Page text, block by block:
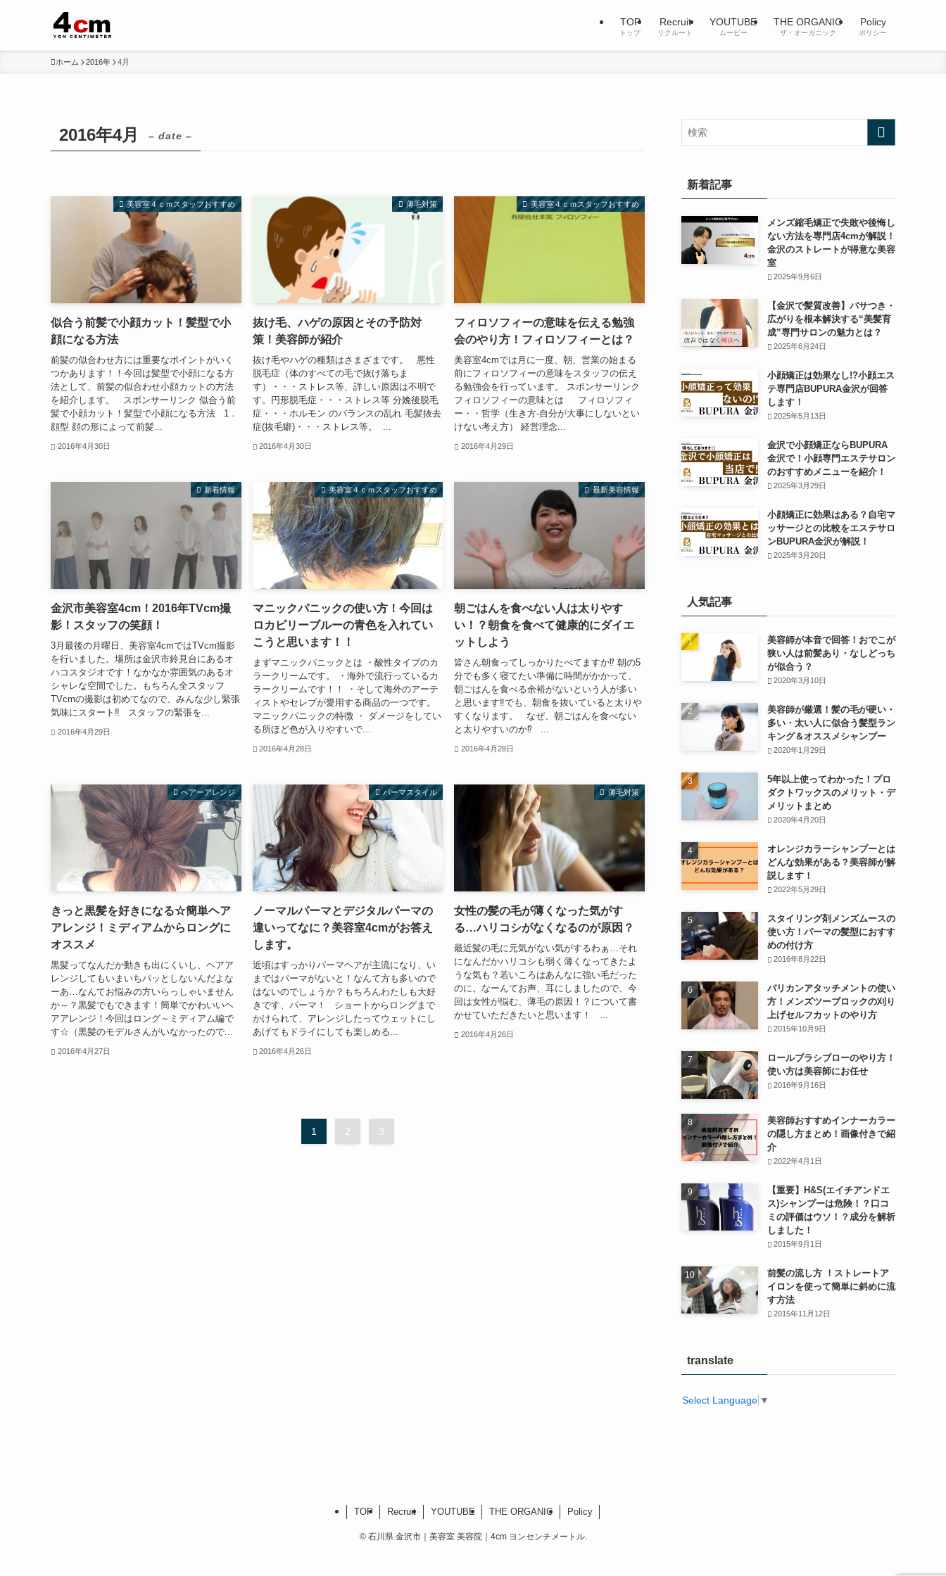
TOP
トップ
Recruit
リクルート
YOUTUBE
ムービー
THE ORGANIC
ザ・オーガニック
Policy
ポリシー
ホーム 2016年 4月
2016年4月 – date –
美容室４ｃｍスタッフおすすめ
似合う前髪で小顔カット！髪型で小
顔になる方法
前髪の似合わせ方には重要なポイントがいく
つかあります！！今回は髪型で小顔になる方
法として、前髪の似合わせ小顔カットの方法
を紹介します。 スポンサーリンク 似合う前
髪で小顔カット！髪型で小顔になる方法 1．
顔型 顔の形によって前髪...
2016年4月30日
薄毛対策
抜け毛、ハゲの原因とその予防対
策！美容師が紹介
抜け毛やハゲの種類はさまざまです。 悪性
脱毛症（体のすべての毛で抜け落ちま
す）・・・ストレス等、詳しい原因は不明で
す。円形脱毛症・・・ストレス等 分娩後脱毛
症・・・ホルモン のバランスの乱れ 毛髪抜去
症(抜毛癖)・・・ストレス等。 ...
2016年4月30日
美容室４ｃｍスタッフおすすめ
フィロソフィーの意味を伝える勉強
会のやり方！フィロソフィーとは？
美容室4cmでは月に一度、朝、営業の始まる
前にフィロソフィーの意味をスタッフの伝え
る勉強会を行っています。 スポンサーリンク
フィロソフィーの意味とは フィロソフィ
ー・・哲学（生き方-自分が大事にしないとい
けない考え方） 経営理念...
2016年4月29日
新着情報
金沢市美容室4cm！2016年TVcm撮
影！スタッフの笑顔！
3月最後の月曜日、美容室4cmではTVcm撮影
を行いました。場所は金沢市鈴見台にあるオ
ハコスタジオです！なかなか雰囲気のあるオ
シャレな空間でした。もちろん全スタッフ
TVcmの撮影は初めてなので、みんな少し緊張
気味にスタート‼️ スタッフの緊張を...
2016年4月29日
美容室４ｃｍスタッフおすすめ
マニックパニックの使い方！今回は
ロカビリーブルーの青色を入れてい
こうと思います！！
まずマニックパニックとは ・酸性タイプのカ
ラークリームです。 ・海外で流行っているカ
ラークリームです！！ ・そして海外のアーテ
ィストやセレブが愛用する商品の一つです。
マニックパニックの特徴 ・ ダメージをしてい
る所ほど色が入りやすいで...
2016年4月28日
最新美容情報
朝ごはんを食べない人は太りやす
い！？朝食を食べて健康的にダイエ
ットしよう
皆さん朝食ってしっかりたべてますか⁉︎ 朝の5
分でも多く寝てたい準備に時間がかかって、
朝ごはんを食べる余裕がないという人が多い
と思います‼︎でも、朝食を抜いていると太りや
すくなります。 なぜ、朝ごはんを食べない
と太りやすいのか⁉︎ ...
2016年4月28日
ヘアーアレンジ
きっと黒髪を好きになる☆簡単ヘア
アレンジ！ミディアムからロングに
オススメ
黒髪ってなんだか動きも出にくいし、ヘアア
レンジしてもいまいちパッとしないんだよな
ーあ…なんてお悩みの方いらっしゃいません
か～？黒髪でもできます！簡単でかわいいヘ
アアレンジ！今回はロング～ミディアム編で
す☆（黒髪のモデルさんがいなかったので...
2016年4月27日
パーマスタイル
ノーマルパーマとデジタルパーマの
違いってなに？美容室4cmがお答え
します。
近頃はすっかりパーマヘアが主流になり、い
まではパーマがないと！なんて方も多いので
はないのでしょうか？もちろんわたしも大好
きです、パーマ！ ショートからロングまで
かけられて、アレンジしたってウェットにし
あげてもドライにしても楽しめる...
2016年4月26日
薄毛対策
女性の髪の毛が薄くなった気がす
る…ハリコシがなくなるのが原因？
最近髪の毛に元気がない気がするわぁ…それ
になんだかハリコシも弱く薄くなってきたよ
うな気も？若いころはあんなに強い毛だった
のに。なーんてお声、耳にしましたので、今
回は女性が悩む、薄毛の原因！？について書
かせていただきたいと思います！ ...
2016年4月26日
1 2 3
新着記事
メンズ縮毛矯正で失敗や後悔し
ない方法を専門店4cmが解説！
金沢のストレートが得意な美容
室
2025年9月6日
【金沢で髪質改善】パサつき・
広がりを根本解決する“美髪育
成”専門サロンの魅力とは？
2025年6月24日
小顔矯正は効果なし!?小顔エス
テ専門店BUPURA金沢が回答
します！
2025年5月13日
金沢で小顔矯正ならBUPURA
金沢で！小顔専門エステサロン
のおすすめメニューを紹介！
2025年3月29日
小顔矯正に効果はある？自宅マ
ッサージとの比較をエステサロ
ンBUPURA金沢が解説！
2025年3月20日
人気記事
美容師が本音で回答！おでこが
狭い人は前髪あり・なしどっち
が似合う？
2020年3月10日
美容師が厳選！髪の毛が硬い・
多い・太い人に似合う髪型ラン
キング＆オススメシャンプー
2020年1月29日
5年以上使ってわかった！プロ
ダクトワックスのメリット・デ
メリットまとめ
2020年4月20日
オレンジカラーシャンプーとは
どんな効果がある？美容師が解
説します！
2022年5月29日
スタイリング剤メンズムースの
使い方！パーマの髪型におすす
めの付け方
2016年8月22日
バリカンアタッチメントの使い
方！メンズツーブロックの刈り
上げセルフカットのやり方
2015年10月9日
ロールブラシブローのやり方！
使い方は美容師にお任せ
2016年9月16日
美容師おすすめインナーカラー
の隠し方まとめ！画像付きで紹
介
2022年4月1日
【重要】H&S(エイチアンドエ
ス)シャンプーは危険！？口コ
ミの評価はウソ！？成分を解析
しました！
2015年9月1日
前髪の流し方 ！ストレートア
イロンを使って簡単に斜めに流
す方法
2015年11月12日
translate
Select Language ▼
TOP Recruit YOUTUBE THE ORGANIC Policy
©石川県 金沢市｜美容室 美容院｜4cm ヨンセンチメートル.